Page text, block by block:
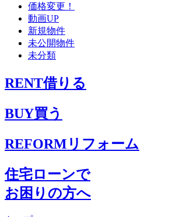
価格変更！
動画UP
新規物件
未公開物件
未分類
RENT借りる
BUY買う
REFORM リフォーム
住宅ローンで
お困りの方へ